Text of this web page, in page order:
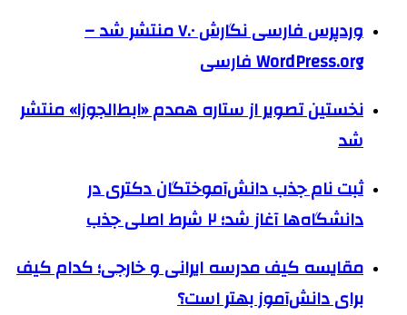
وردپرس فارسی نگارش ۷.۰ منتشر شد –
WordPress.org فارسی
نخستین تصویر از ستاره همدم «ابط‌الجوزا» منتشر
شد
ثبت نام جذب دانش‌آموختگان دکتری در
دانشگاه‌ها آغاز شد؛ ۲ شرط اصلی جذب
مقایسه کیف مدرسه ایرانی و خارجی؛ کدام کیف
برای دانش‌آموز بهتر است؟